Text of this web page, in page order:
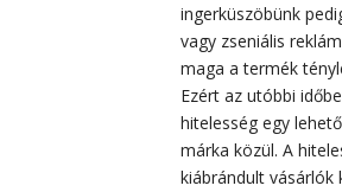
ingerküszöbünk
vagy zseniális
maga a termék
Ezért az utóbbi
hitelesség egy
márka közül. A
kiábrándult vásárlók